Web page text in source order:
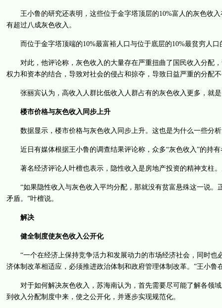
王小鲁的研究还表明，这些位于金字塔顶层的10%富人的灰色收入
有超过八成灰色收入。
而位于金字塔顶端的10%最富裕人口与位于底层的10%最贫穷人口
对此，他评论称，灰色收入的大量存在严重扭曲了国民收入分配，
权力和资本的结合，导致对社会的侵占和掠夺，导致日益严重的分配
张丽宾认为，高收入人群比低收入人群占有的灰色收入更多，就
楼市价格与灰色收入同步上升
数据显示，楼市价格与灰色收入同步上升。这也是为什么一些分析
近日有媒体根据王小鲁的调查结果评论称，众多“灰色收入”的持有
著名经济评论人叶檀也表示，隐性收入是房地产投资的精神支柱
“如果隐性收入与灰色收入平均分配，那就没有贫富悬殊这一说。
矛盾。”叶檀说。
解决
健全制度使灰色收入公开化
“一个在经济上保持竞争活力和发展动力的市场经济社会，同时也
济体制改革相适应，必须推进政治体制和政府管理体制改革。”王小鲁
对于如何解决灰色收入，苏海南认为，首先需要尽可能了解各领域
到收入分配制度中来，使之公开化，并逐步实现规范化。